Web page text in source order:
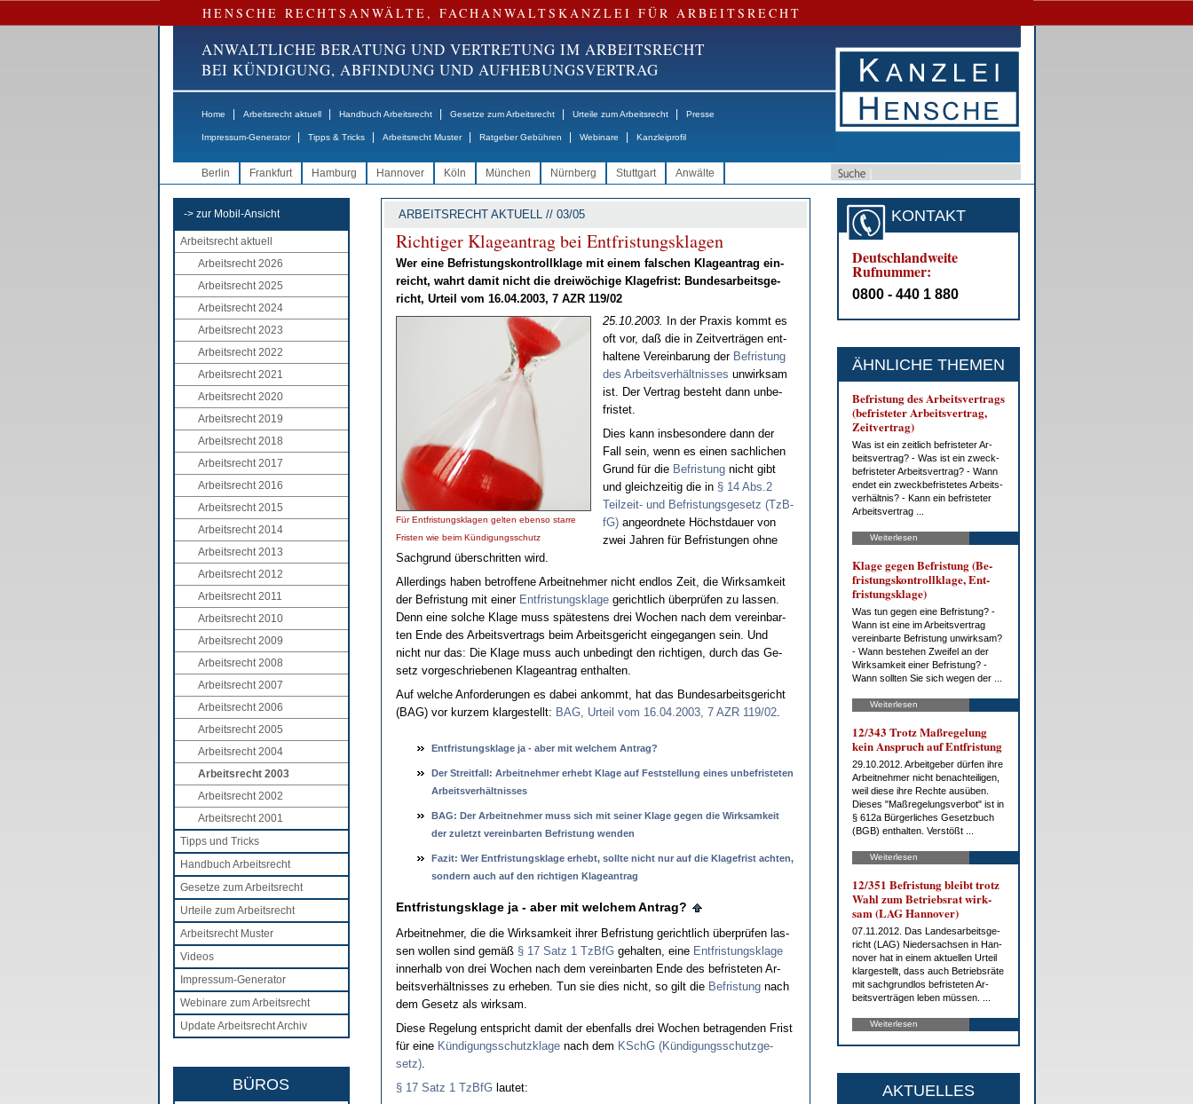
HENSCHE RECHTSANWÄLTE, FACHANWALTSKANZLEI FÜR ARBEITSRECHT
ANWALTLICHE BERATUNG UND VERTRETUNG IM ARBEITSRECHT
BEI KÜNDIGUNG, ABFINDUNG UND AUFHEBUNGSVERTRAG
Home Arbeitsrecht aktuell Handbuch Arbeitsrecht Gesetze zum Arbeitsrecht Urteile zum Arbeitsrecht Presse
Impressum-Generator Tipps & Tricks Arbeitsrecht Muster Ratgeber Gebühren Webinare Kanzleiprofil
Berlin Frankfurt Hamburg Hannover Köln München Nürnberg Stuttgart Anwälte
-> zur Mobil-Ansicht
Arbeitsrecht aktuell
Arbeitsrecht 2026
Arbeitsrecht 2025
Arbeitsrecht 2024
Arbeitsrecht 2023
Arbeitsrecht 2022
Arbeitsrecht 2021
Arbeitsrecht 2020
Arbeitsrecht 2019
Arbeitsrecht 2018
Arbeitsrecht 2017
Arbeitsrecht 2016
Arbeitsrecht 2015
Arbeitsrecht 2014
Arbeitsrecht 2013
Arbeitsrecht 2012
Arbeitsrecht 2011
Arbeitsrecht 2010
Arbeitsrecht 2009
Arbeitsrecht 2008
Arbeitsrecht 2007
Arbeitsrecht 2006
Arbeitsrecht 2005
Arbeitsrecht 2004
Arbeitsrecht 2003
Arbeitsrecht 2002
Arbeitsrecht 2001
Tipps und Tricks
Handbuch Arbeitsrecht
Gesetze zum Arbeitsrecht
Urteile zum Arbeitsrecht
Arbeitsrecht Muster
Videos
Impressum-Generator
Webinare zum Arbeitsrecht
Update Arbeitsrecht Archiv
BÜROS
ARBEITSRECHT AKTUELL // 03/05
Rich­ti­ger Kla­ge­an­trag bei Ent­fris­tungs­kla­gen
Wer ei­ne Be­fris­tungs­kon­troll­kla­ge mit ei­nem fal­schen Kla­ge­an­trag ein­
reicht, wahrt da­mit nicht die drei­wö­chi­ge Kla­ge­frist: Bun­des­ar­beits­ge­
richt, Ur­teil vom 16.04.2003, 7 AZR 119/02
Für Ent­fris­tungs­kla­gen gel­ten eben­so star­re
Fris­ten wie beim Kün­di­gungs­schutz
25.10.2003.
In der Pra­xis kommt es
oft vor, daß die in Zeit­ver­trä­gen ent­
hal­te­ne Ver­ein­ba­rung der Be­fris­tung
des Ar­beits­ver­hält­nis­ses un­wirk­sam
ist. Der Ver­trag be­steht dann un­be­
fris­tet.
Dies kann ins­be­son­de­re dann der
Fall sein, wenn es ei­nen sach­li­chen
Grund für die Be­fris­tungnicht gibt
und gleich­zei­tig die in § 14 Abs.2
Teil­zeit- und Be­fris­tungs­ge­setz (Tz­B­
fG)an­ge­ord­ne­te Höchst­dau­er von
zwei Jah­ren für Be­fris­tun­gen oh­ne
Sach­grund über­schrit­ten wird.
Al­ler­dings ha­ben be­trof­fe­ne Ar­beit­neh­mer nicht end­los Zeit, die Wirk­sam­keit
der Be­fris­tung mit ei­ner Ent­fris­tungs­kla­gege­richt­lich über­prü­fen zu las­sen.
Denn ei­ne sol­che Kla­ge muss spä­tes­tens drei Wo­chen nach dem ver­ein­bar­
ten En­de des Ar­beits­ver­trags beim Ar­beits­ge­richt ein­ge­gan­gen sein. Und
nicht nur das: Die Kla­ge muss auch un­be­dingt den rich­ti­gen, durch das Ge­
setz vor­ge­schrie­be­nen Kla­ge­an­trag ent­hal­ten.
Auf wel­che An­for­de­run­gen es da­bei an­kommt, hat das Bun­des­ar­beits­ge­richt
(BAG) vor kur­zem klar­ge­stellt: BAG, Ur­teil vom 16.04.2003, 7 AZR 119/02.
Ent­fris­tungs­kla­ge ja - aber mit wel­chem An­trag?
Der Streit­fall: Ar­beit­neh­mer er­hebt Kla­ge auf Fest­stel­lung ei­nes un­be­fris­te­ten
Ar­beits­verhält­nis­ses
BAG: Der Ar­beit­neh­mer muss sich mit sei­ner Kla­ge ge­gen die Wirk­sam­keit
der zu­letzt ver­ein­bar­ten Be­fris­tung wen­den
Fa­zit: Wer Ent­fris­tungs­kla­ge er­hebt, soll­te nicht nur auf die Kla­ge­frist ach­ten,
son­dern auch auf den rich­ti­gen Kla­ge­an­trag
Ent­fris­tungs­kla­ge ja - aber mit wel­chem An­trag?
Ar­beit­neh­mer, die die Wirk­sam­keit ih­rer Be­fris­tung ge­richt­lich über­prüfen las­
sen wol­len sind gemäß § 17 Satz 1 Tz­B­fGge­hal­ten, ei­ne Ent­fris­tungs­kla­ge
in­ner­halb von drei Wo­chen nach dem ver­ein­bar­ten En­de des be­fris­te­ten Ar­
beits­verhält­nis­ses zu er­he­ben. Tun sie dies nicht, so gilt die Be­fris­tung nach
dem Ge­setz als wirk­sam.
Die­se Re­ge­lung ent­spricht da­mit der eben­falls drei Wo­chen be­tra­gen­den Frist
für ei­ne Kündi­gungs­schutz­kla­genach dem KSchG (Kündi­gungs­schutz­ge­
setz).
§ 17 Satz 1 Tz­B­fG lau­tet:
KONTAKT
Deutschlandweite
Rufnummer:
0800 - 440 1 880
ÄHNLICHE THEMEN
Be­fris­tung des Ar­beits­ver­trags
(be­fris­te­ter Ar­beits­ver­trag,
Zeit­ver­trag)
Was ist ein zeit­lich be­fris­te­ter Ar­
beits­ver­trag? - Was ist ein zweck­
be­fris­te­ter Ar­beits­ver­trag? - Wann
en­det ein zweck­be­fris­te­tes Ar­beits­
ver­hält­nis? - Kann ein be­fris­te­ter
Ar­beits­ver­trag ...
Weiterlesen
Kla­ge ge­gen Be­fris­tung (Be­
fris­tungs­kon­troll­kla­ge, Ent­
fris­tungs­kla­ge)
Was tun ge­gen ei­ne Be­fris­tung? -
Wann ist ei­ne im Ar­beits­ver­trag
ver­ein­bar­te Be­fris­tung un­wirk­sam?
- Wann be­ste­hen Zwei­fel an der
Wirk­sam­keit ei­ner Be­fris­tung? -
Wann soll­ten Sie sich we­gen der ...
Weiterlesen
12/343 Trotz Maß­re­ge­lung
kein An­spruch auf Ent­fris­tung
29.10.2012. Ar­beit­ge­ber dür­fen ih­re
Ar­beit­neh­mer nicht be­nach­tei­li­gen,
weil die­se ih­re Rech­te aus­üben.
Die­ses "Maß­re­ge­lungs­ver­bot" ist in
§ 612a Bür­ger­li­ches Ge­setz­buch
(BGB) ent­hal­ten. Ver­stößt ...
Weiterlesen
12/351 Be­fris­tung bleibt trotz
Wahl zum Be­triebs­rat wirk­
sam (LAG Han­no­ver)
07.11.2012. Das Lan­des­ar­beits­ge­
richt (LAG) Nie­der­sach­sen in Han­
no­ver hat in ei­nem ak­tu­el­len Ur­teil
klar­ge­stellt, dass auch Be­triebs­rä­te
mit sach­grund­los be­fris­te­ten Ar­
beits­ver­trä­gen le­ben müs­sen. ...
Weiterlesen
AKTUELLES